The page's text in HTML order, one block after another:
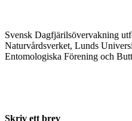
Svensk Dagfjärilsövervakning
Naturvårdsverket, Lunds
Entomologiska Förening och
Skriv ett brev